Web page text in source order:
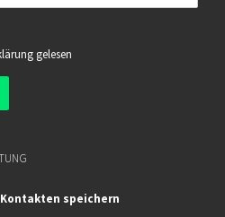
gelesen
Kontakten speichern